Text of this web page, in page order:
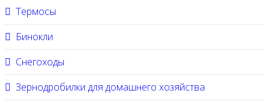
Термосы
Бинокли
Снегоходы
Зернодробилки для домашнего хозяйства